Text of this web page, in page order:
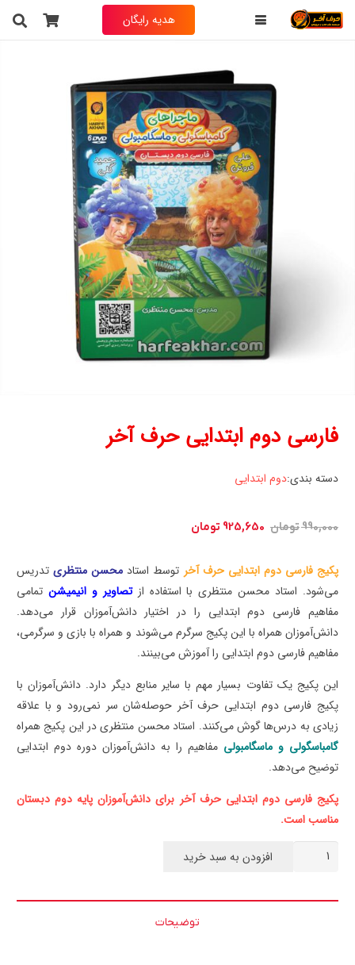
هدیه رایگان
فارسی دوم ابتدایی حرف آخر
دسته بندی:دوم ابتدایی
990,000تومان قیمت
اصلی:
990,000 تومان
بود.
925,650 تومان
925,650 تومان.پکیج فارسی دوم ابتدایی حرف آخر توسط استاد محسن منتظری تدریس
می‌شود. استاد محسن منتظری با استفاده از تصاویر و انیمیشن تمامی
مفاهیم فارسی دوم ابتدایی را در اختیار دانش‌آموزان قرار می‌دهد.
دانش‌آموزان همراه با این پکیج سرگرم می‌شوند و همراه با بازی و سرگرمی،
مفاهیم فارسی دوم ابتدایی را آموزش می‌بینند.
این پکیج یک تفاوت بسیار مهم با سایر منابع دیگر دارد. دانش‌آموزان با
پکیج فارسی دوم ابتدایی حرف آخر حوصله‌شان سر نمی‌رود و با علاقه
زیادی به درس‌ها گوش می‌کنند. استاد محسن منتظری در این پکیج همراه
گامباسگولی و ماسگامبولی مفاهیم را به دانش‌آموزان دوره دوم ابتدایی
توضیح می‌دهد.
پکیج فارسی دوم ابتدایی حرف آخر برای دانش‌آموزان پایه دوم دبستان
مناسب است.
فارسی
افزودن به سبد خرید
توضیحات